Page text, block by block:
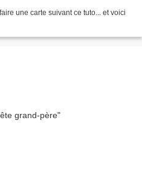
carte suivant ce tuto... et voici